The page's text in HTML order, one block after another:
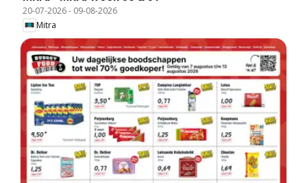
20-07-2026- 09-08-2026
Mitra